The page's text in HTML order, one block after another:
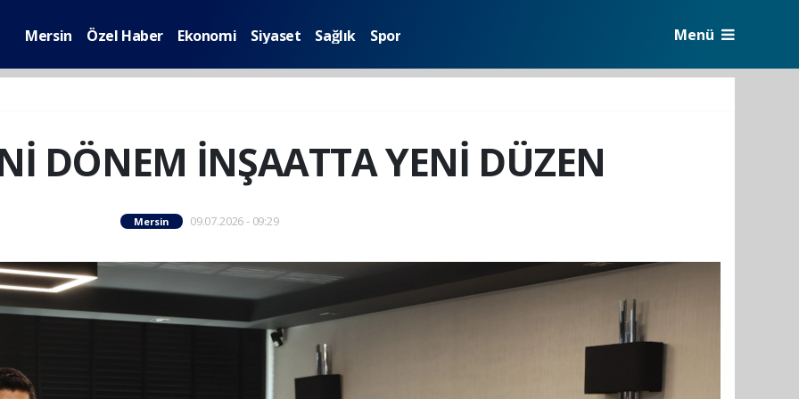
Mersin Özel Haber Ekonomi Siyaset Sağlık Spor Menü
DÖNEM İNŞAATTA YENİ DÜZEN
Mersin 09.07.2026 - 09:29